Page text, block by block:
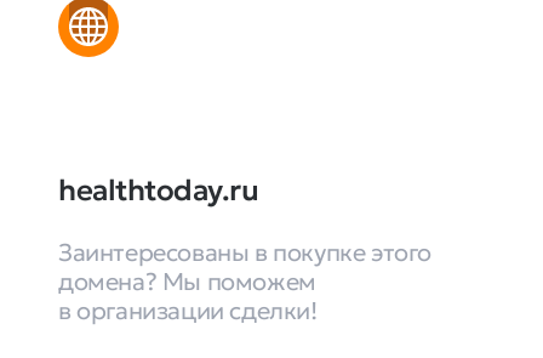
healthtoday.ru
Заинтересованы в покупке этого
домена? Мы поможем
в организации сделки!